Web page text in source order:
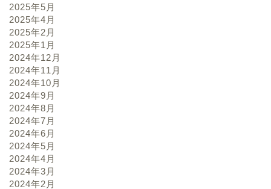
2025年5月
2025年4月
2025年2月
2025年1月
2024年12月
2024年11月
2024年10月
2024年9月
2024年8月
2024年7月
2024年6月
2024年5月
2024年4月
2024年3月
2024年2月